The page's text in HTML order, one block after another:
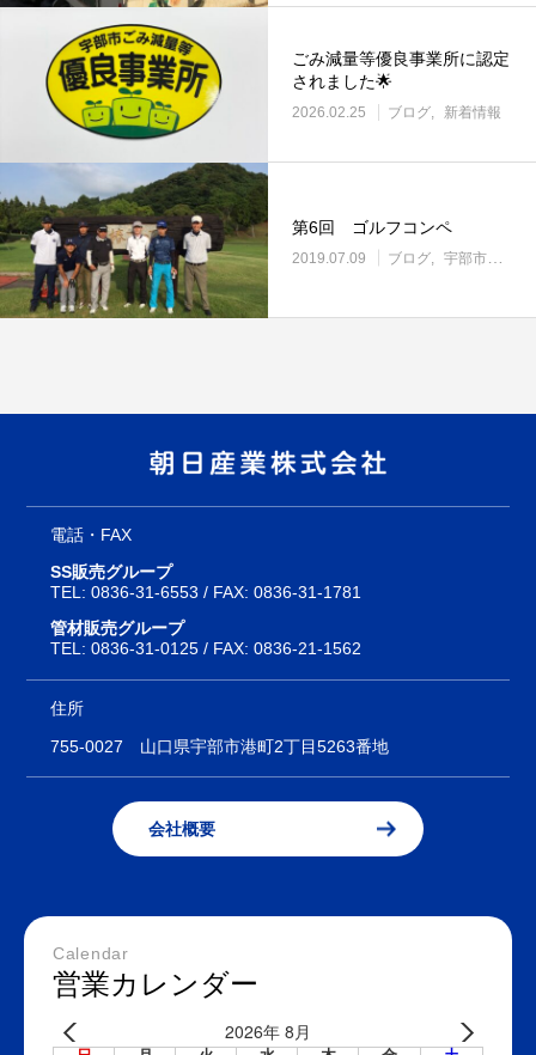
ごみ減量等優良事業所に認定
されました🌟
2026.02.25 ブログ 新着情報
第6回 ゴルフコンペ
2019.07.09 ブログ 宇部市の住宅設備・管材料販売
電話・FAX
SS販売グループ
TEL:0836-31-6553 / FAX: 0836-31-1781
管材販売グループ
TEL:0836-31-0125 / FAX: 0836-21-1562
住所
755-0027 山口県宇部市港町2丁目5263番地
会社概要
Calendar
営業カレンダー
2026年 8月